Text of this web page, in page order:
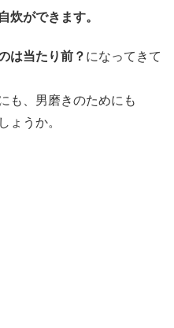
炊ができます。
は当たり前？ になってきて
も、男磨きのためにも
ょうか。